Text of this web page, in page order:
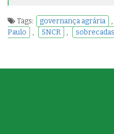
Tags: governança agrária ,
Paulo
, SNCR ,